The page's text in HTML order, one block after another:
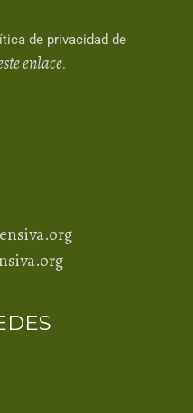
de privacidad de
enlace.